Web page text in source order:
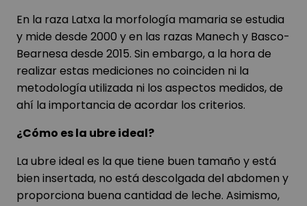
En la raza Latxa la morfología mamaria se estudia
y mide desde 2000 y en las razas Manech y Basco-
Bearnesa desde 2015. Sin embargo, a la hora de
realizar estas mediciones no coinciden ni la
metodología utilizada ni los aspectos medidos, de
ahí la importancia de acordar los criterios.
¿Cómo es la ubre ideal?
La ubre ideal es la que tiene buen tamaño y está
bien insertada, no está descolgada del abdomen y
proporciona buena cantidad de leche. Asimismo,